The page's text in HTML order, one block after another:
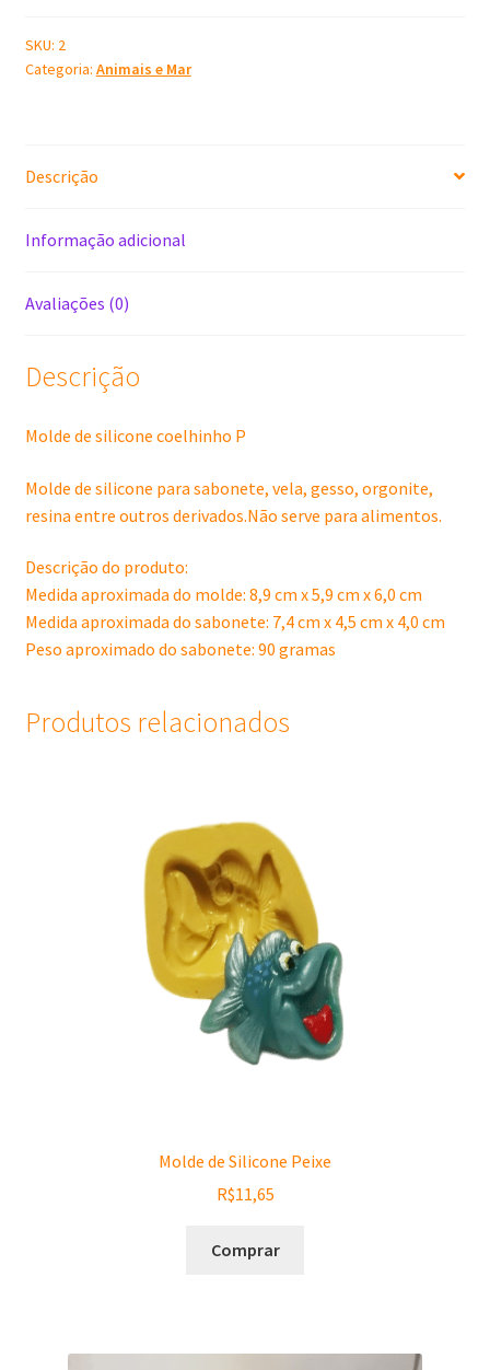
P
quantidade
SKU: 2
Categoria: Animais e Mar
Descrição
Informação adicional
Avaliações (0)
Descrição
Molde de silicone coelhinho P
Molde de silicone para sabonete, vela, gesso, orgonite,
resina entre outros derivados.Não serve para alimentos.
Descrição do produto:
Medida aproximada do molde: 8,9 cm x 5,9 cm x 6,0 cm
Medida aproximada do sabonete: 7,4 cm x 4,5 cm x 4,0 cm
Peso aproximado do sabonete: 90 gramas
Produtos relacionados
Molde de Silicone Peixe
R$11,65
Comprar